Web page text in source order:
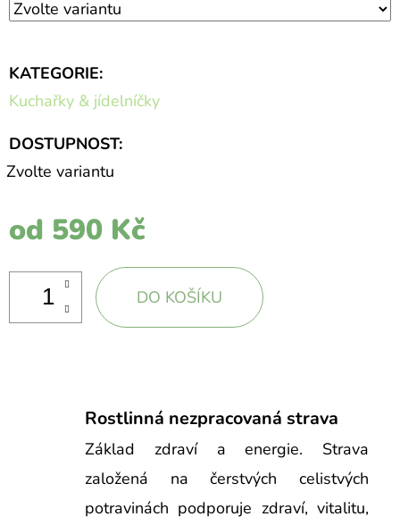
KATEGORIE:
Kuchařky & jídelníčky
DOSTUPNOST:
Zvolte variantu
od 590 Kč
DO KOŠÍKU
Rostlinná nezpracovaná strava
Základ zdraví a energie. Strava
založená na čerstvých celistvých
potravinách podporuje zdraví, vitalitu,